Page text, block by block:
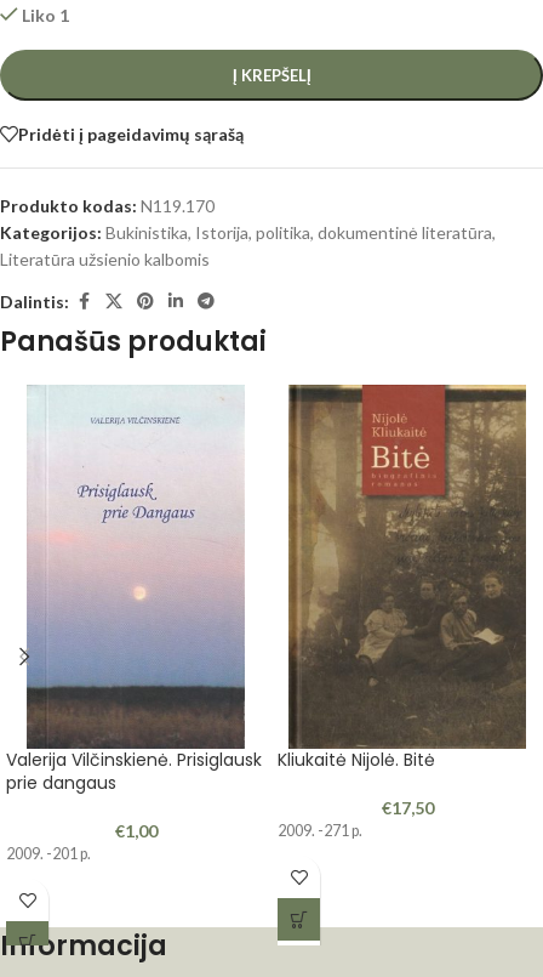
Liko 1
Į KREPŠELĮ
Pridėti į pageidavimų sąrašą
Produkto kodas: N119.170
Kategorijos: Bukinistika, Istorija, politika, dokumentinė literatūra,
Literatūra užsienio kalbomis
Dalintis:
Panašūs produktai
Valerija Vilčinskienė. Prisiglausk
prie dangaus
€1,00
2009. -201 p.
Kliukaitė Nijolė. Bitė
€17,50
2009. -271 p.
Informacija